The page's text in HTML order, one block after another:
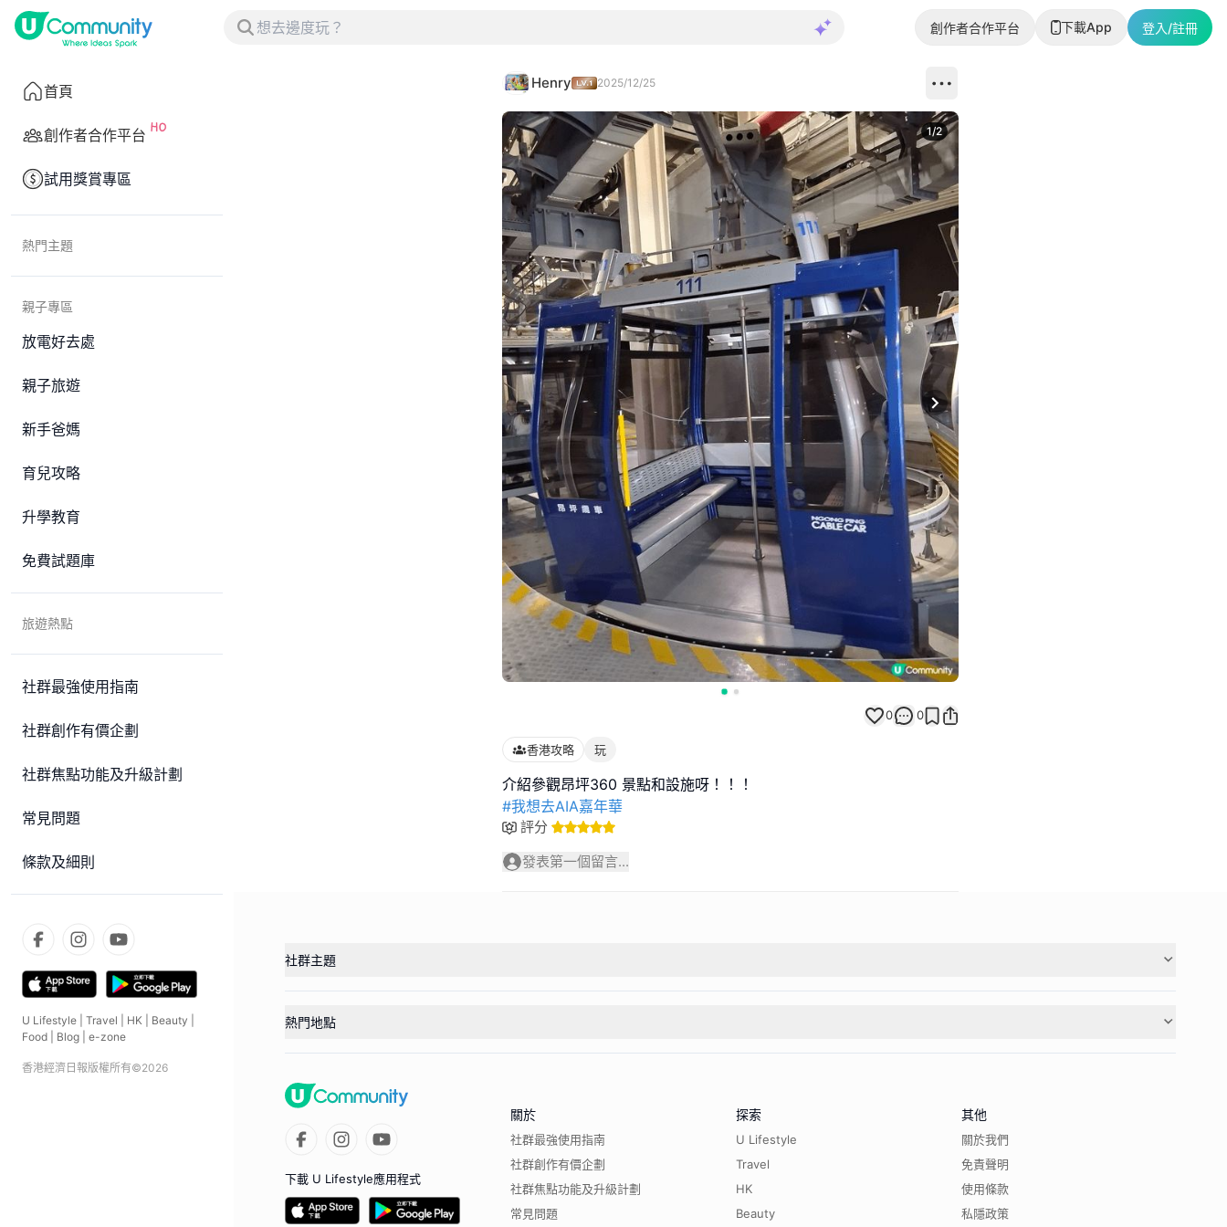
創作者合作平台 下載App 登入/註冊
首頁
創作者合作平台
試用獎賞專區
熱門主題
親子專區
放電好去處
親子旅遊
新手爸媽
育兒攻略
升學教育
免費試題庫
旅遊熱點
社群最強使用指南
社群創作有價企劃
社群焦點功能及升級計劃
常見問題
條款及細則
U Lifestyle Travel HK Beauty
Food
Blog e-zone
香港經濟日報版權所有©2026
Henry 2025/12/25
Next slide
1/2
0 0
香港攻略 玩
#我想去AIA嘉年華
評分
發表第一個留言...
社群主題
熱門地點
下載 U Lifestyle應用程式
關於
社群最強使用指南
社群創作有價企劃
社群焦點功能及升級計劃
常見問題
探索
U Lifestyle
Travel
HK
Beauty
其他
關於我們
免責聲明
使用條款
私隱政策